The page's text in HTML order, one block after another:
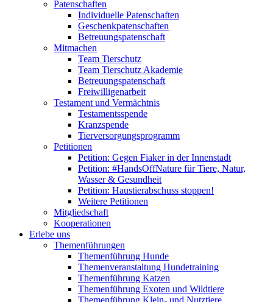
Patenschaften
Individuelle Patenschaften
Geschenkpatenschaften
Betreuungspatenschaft
Mitmachen
Team Tierschutz
Team Tierschutz Akademie
Betreuungspatenschaft
Freiwilligenarbeit
Testament und Vermächtnis
Testamentsspende
Kranzspende
Tierversorgungsprogramm
Petitionen
Petition: Gegen Fiaker in der Innenstadt
Petition: #HandsOffNature für Tiere, Natur,
Wasser & Gesundheit
Petition: Haustierabschuss stoppen!
Weitere Petitionen
Mitgliedschaft
Kooperationen
Erlebe uns
Themenführungen
Themenführung Hunde
Themenveranstaltung Hundetraining
Themenführung Katzen
Themenführung Exoten und Wildtiere
Themenführung Klein- und Nutztiere